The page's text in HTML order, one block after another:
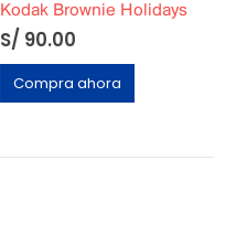
Kodak Brownie Holidays
S/ 90.00
Compra ahora